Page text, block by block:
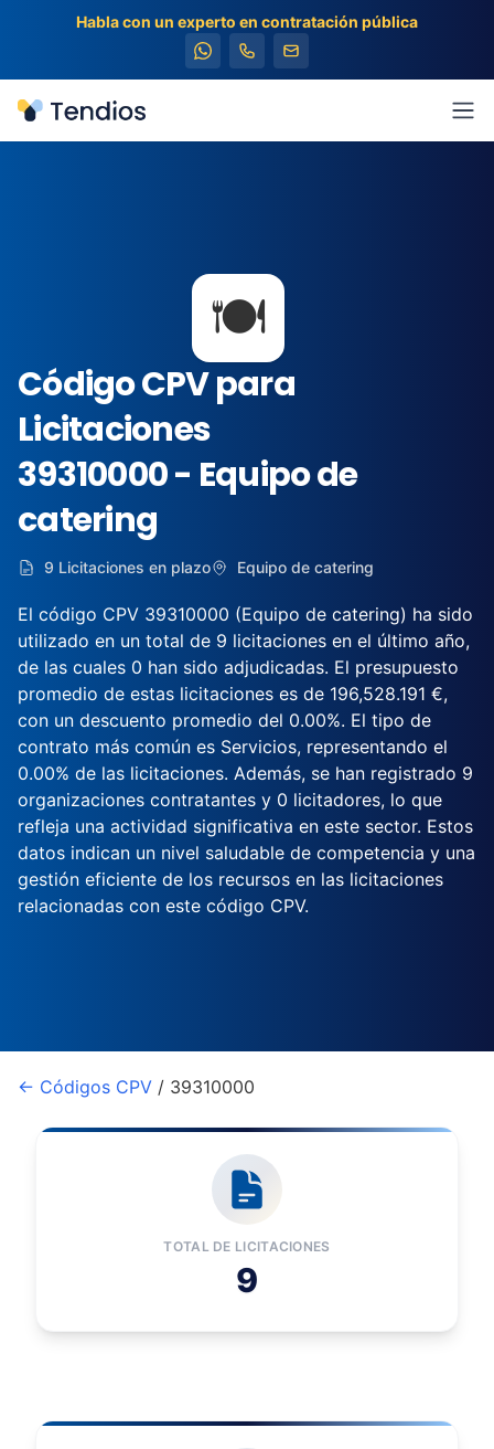
Habla con un experto en contratación pública
Tendios
🍽️
Código CPV para
Licitaciones
39310000 - Equipo de
catering
9 Licitaciones en plazo Equipo de catering
El código CPV 39310000 (Equipo de catering) ha sido
utilizado en un total de 9 licitaciones en el último año,
de las cuales 0 han sido adjudicadas. El presupuesto
promedio de estas licitaciones es de 196,528.191 €,
con un descuento promedio del 0.00%. El tipo de
contrato más común es Servicios, representando el
0.00% de las licitaciones. Además, se han registrado 9
organizaciones contratantes y 0 licitadores, lo que
refleja una actividad significativa en este sector. Estos
datos indican un nivel saludable de competencia y una
gestión eficiente de los recursos en las licitaciones
relacionadas con este código CPV.
← Códigos CPV / 39310000
TOTAL DE LICITACIONES
9